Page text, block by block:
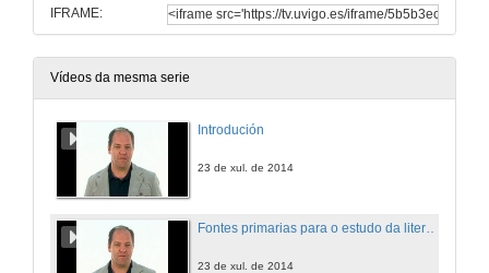
IFRAME:
Vídeos da mesma serie
Introdución
23 de xul. de 2014
23 de xul. de 2014